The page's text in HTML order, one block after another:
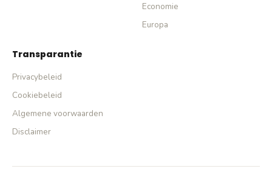
Economie
Europa
Transparantie
Privacybeleid
Cookiebeleid
Algemene voorwaarden
Disclaimer